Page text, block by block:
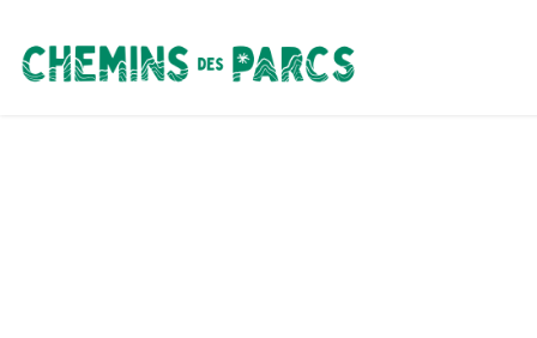
Chemins des Parcs